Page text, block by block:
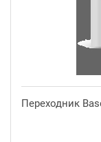
Переходник